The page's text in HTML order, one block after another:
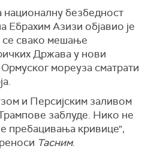
међународни притисак како
активиста била
безбедност и
јер такође одржавамо
поручио је командант
подршке трговачким
се у саопштењу.
Стејт департмент
нову иницијативу за
безбедност
Ебрахим Азизи објавио је
свако мешање
Држава у нови
мореуза сматрати
и Персијским заливом
заблуде. Нико не
пребацивања кривице",
Тасним.